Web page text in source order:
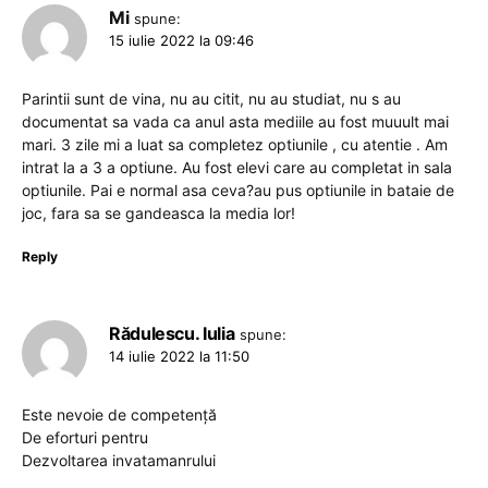
Mi spune:
15 iulie 2022 la 09:46
Parintii sunt de vina, nu au citit, nu au studiat, nu s au
documentat sa vada ca anul asta mediile au fost muuult mai
mari. 3 zile mi a luat sa completez optiunile , cu atentie . Am
intrat la a 3 a optiune. Au fost elevi care au completat in sala
optiunile. Pai e normal asa ceva?au pus optiunile in bataie de
joc, fara sa se gandeasca la media lor!
Reply
Rădulescu. Iulia spune:
14 iulie 2022 la 11:50
Este nevoie de competență
De eforturi pentru
Dezvoltarea invatamanrului